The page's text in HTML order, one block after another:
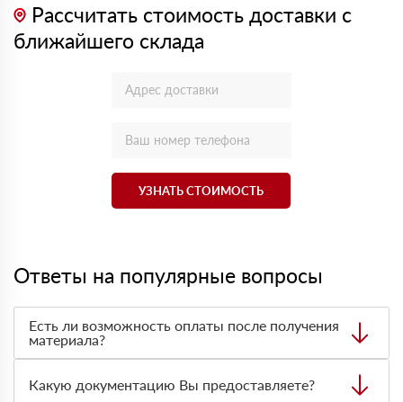
Рассчитать стоимость доставки с
ближайшего склада
УЗНАТЬ СТОИМОСТЬ
Ответы на популярные вопросы
Есть ли возможность оплаты после получения
материала?
оплата по факту получения товара. При этом, если
доставленный товар был ненадлежащего качества, то
Какую документацию Вы предоставляете?